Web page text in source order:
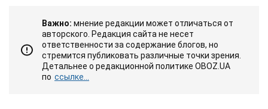
Важно: мнение редакции может отличаться от
авторского. Редакция сайта не несет
ответственности за содержание блогов, но
стремится публиковать различные точки зрения.
Детальнее о редакционной политике OBOZ.UA
по ссылке...